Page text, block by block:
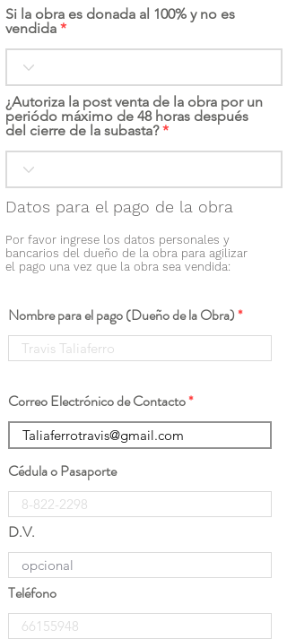
Si la obra es donada al 100% y no es
vendida
¿Autoriza la post venta de la obra por un
periódo máximo de 48 horas después
del cierre de la subasta?
Datos para el pago de la obra
Por favor ingrese los datos personales y
bancarios del dueño de la obra para agilizar
el pago una vez que la obra sea vendida:
Nombre para el pago (Dueño de la Obra)
Correo Electrónico de Contacto
Cédula o Pasaporte
D.V.
Teléfono